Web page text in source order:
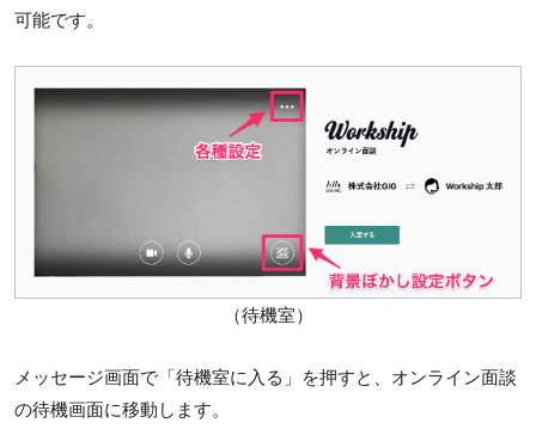
可能です。
（待機室）
メッセージ画面で「待機室に入る」を押すと、オンライン面談
の待機画面に移動します。